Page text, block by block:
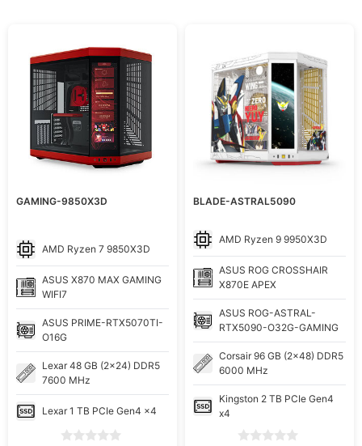
GAMING-9850X3D
AMD Ryzen 7 9850X3D
ASUS X870 MAX GAMING
WIFI7
ASUS PRIME-RTX5070TI-
O16G
Lexar 48 GB (2x24) DDR5
7600 MHz
Lexar 1 TB PCIe Gen4 x4
BLADE-ASTRAL5090
AMD Ryzen 9 9950X3D
ASUS ROG CROSSHAIR
X870E APEX
ASUS ROG-ASTRAL-
RTX5090-O32G-GAMING
Corsair 96 GB (2x48) DDR5
6000 MHz
Kingston 2 TB PCIe Gen4
x4